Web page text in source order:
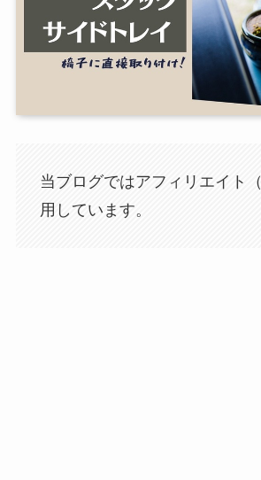
当ブログではアフィリエイト
用しています。